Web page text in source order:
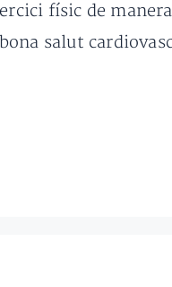
físic de
salut